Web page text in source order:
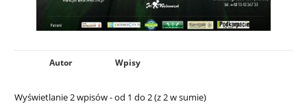
Autor Wpisy
Wyświetlanie 2 wpisów - od 1 do 2 (z 2 w sumie)